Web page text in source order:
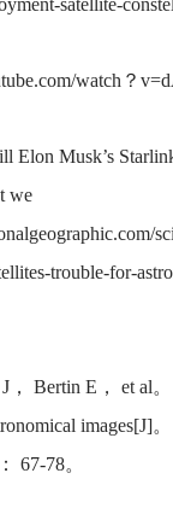
satellite-
watch？
Musk’s
we
trouble-for-
Bertin E， et al。
images[J]
67-78。